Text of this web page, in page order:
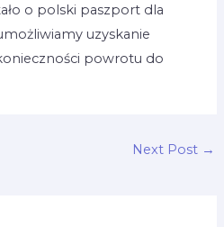
o polski paszport dla
uzyskanie
powrotu do
Next Post →